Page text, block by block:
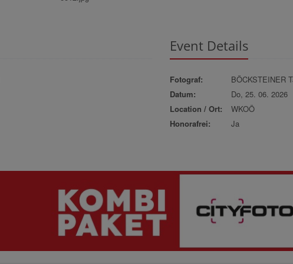
Event Details
Fotograf:
BÖCKSTEINER
Datum:
Do, 25. 06. 2026
Location / Ort:
WKOÖ
Honorafrei:
Ja